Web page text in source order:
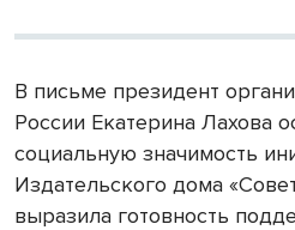
В письме президент
России Екатерина Лахова
социальную значимость
Издательского дома
выразила готовность